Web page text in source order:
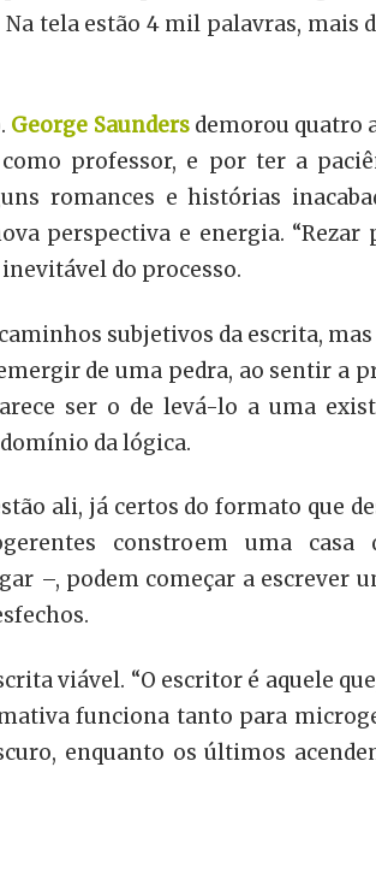
tela estão 4 mil palavras, mais
George Saundersdemorou quatro
professor, e por ter a
romances e histórias
perspectiva e energia. “Rezar
do processo.
subjetivos da escrita,
de uma pedra, ao sentir a
ser o de levá-lo a uma
da lógica.
ali, já certos do formato que
constroem uma casa
–, podem começar a escrever
viável. “O escritor é aquele
funciona tanto para
enquanto os últimos